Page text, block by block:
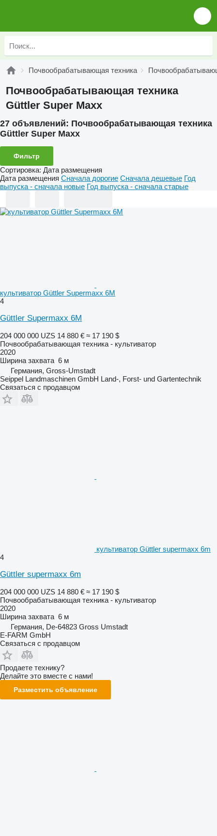
Почвообрабатывающая техника
Почвообрабатывающая техника
Güttler Super Maxx
27 объявлений: Почвообрабатывающая техника
Güttler Super Maxx
Фильтр
Сортировка: Дата размещения
Дата размещения Сначала дорогие Сначала дешевые Год
выпуска - сначала новые Год выпуска - сначала старые
культиватор Güttler Supermaxx 6M
4
Güttler Supermaxx 6M
204 000 000 UZS 14 880 € ≈ 17 190 $
Почвообрабатывающая техника - культиватор
2020
Ширина захвата 6 м
Германия, Gross-Umstadt
Seippel Landmaschinen GmbH Land-, Forst- und Gartentechnik
Связаться с продавцом
культиватор Güttler supermaxx 6m
4
Güttler supermaxx 6m
204 000 000 UZS 14 880 € ≈ 17 190 $
Почвообрабатывающая техника - культиватор
2020
Ширина захвата 6 м
Германия, De-64823 Gross Umstadt
E-FARM GmbH
Связаться с продавцом
Продаете технику?
Делайте это вместе с нами!
Разместить объявление